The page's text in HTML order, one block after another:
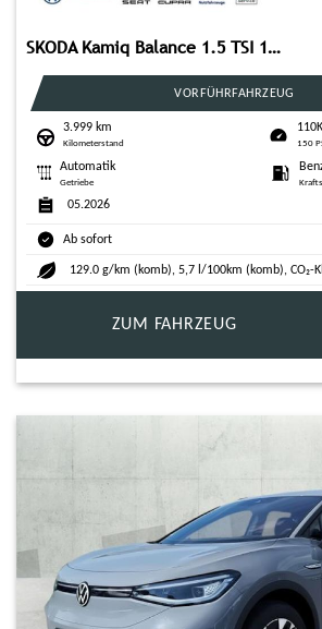
SKODA Kamiq Balance 1.5 TSI 110kW (150PS)*RFK*NAVI*ACC
VORFÜHRFAHRZEUG
3.999 km
Kilometerstand 150
Automatik
Getriebe
05.2026
Ab sofort
129.0 g/km (komb), 5,7 l/100km (komb), CO₂-
ZUM FAHRZEUG